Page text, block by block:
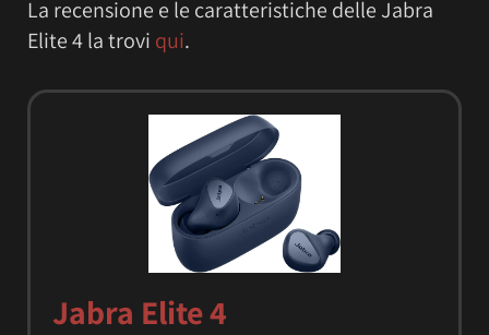
La recensione e le caratteristiche delle Jabra
Elite 4 la trovi qui.
Jabra Elite 4